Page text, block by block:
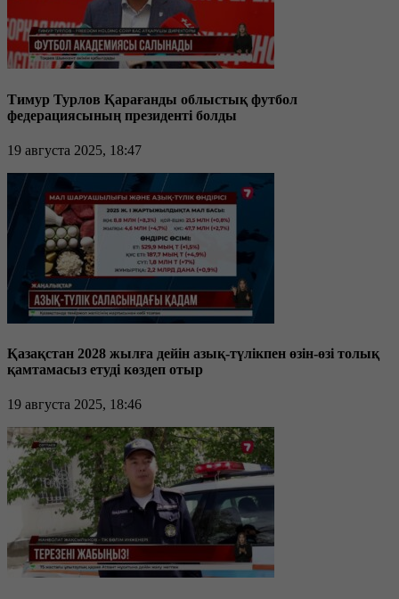
Тимур Турлов Қарағанды облыстық футбол
федерациясының президенті болды
19 августа 2025, 18:47
Қазақстан 2028 жылға дейін азық-түлікпен өзін-өзі толық
қамтамасыз етуді көздеп отыр
19 августа 2025, 18:46